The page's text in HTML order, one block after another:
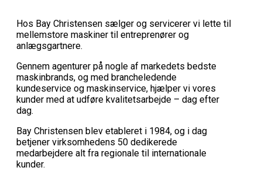
Hos Bay Christensen sælger og servicerer vi lette til
mellemstore maskiner til entreprenører og
anlægsgartnere.
Gennem agenturer på nogle af markedets bedste
maskinbrands, og med brancheledende
kundeservice og maskinservice, hjælper vi vores
kunder med at udføre kvalitetsarbejde – dag efter
dag.
Bay Christensen blev etableret i 1984, og i dag
betjener virksomhedens 50 dedikerede
medarbejdere alt fra regionale til internationale
kunder.